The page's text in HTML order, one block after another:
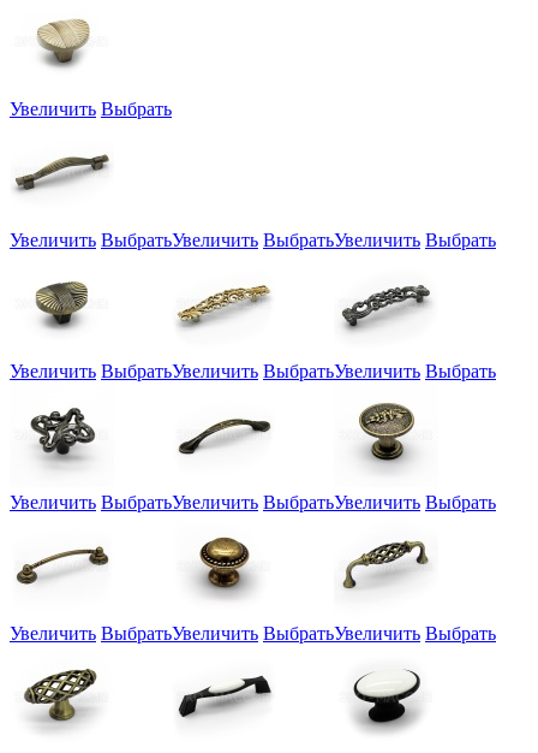
Увеличить Выбрать
Увеличить ВыбратьУвеличить ВыбратьУвеличить Выбрать
Увеличить ВыбратьУвеличить ВыбратьУвеличить Выбрать
Увеличить ВыбратьУвеличить ВыбратьУвеличить Выбрать
Увеличить ВыбратьУвеличить ВыбратьУвеличить Выбрать